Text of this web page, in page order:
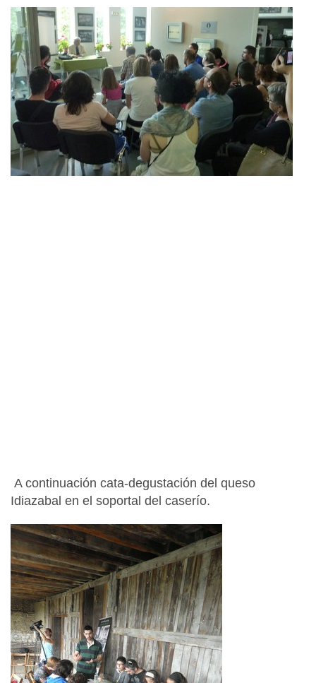
A continuación cata-degustación del queso
Idiazabal en el soportal del caserío.